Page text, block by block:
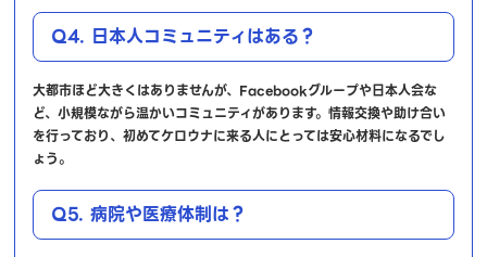
Q4. 日本人コミュニティはある？
大都市ほど大きくはありませんが、Facebookグループや日本人会な
ど、小規模ながら温かいコミュニティがあります。情報交換や助け合い
を行っており、初めてケロウナに来る人にとっては安心材料になるでし
ょう。
Q5. 病院や医療体制は？